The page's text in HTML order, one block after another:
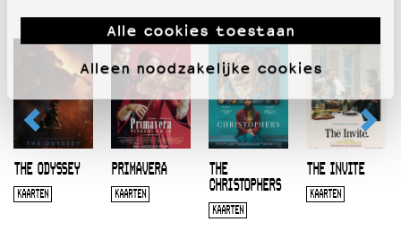
Alle cookies toestaan
Alleen noodzakelijke cookies
THE ODYSSEY
KAARTEN
PRIMAVERA
KAARTEN
THE
CHRISTOPHERS
KAARTEN
THE INVITE
KAARTEN